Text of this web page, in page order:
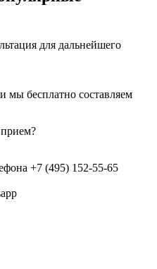
для дальнейшего
мы бесплатно составляем
+7 (495) 152-55-65